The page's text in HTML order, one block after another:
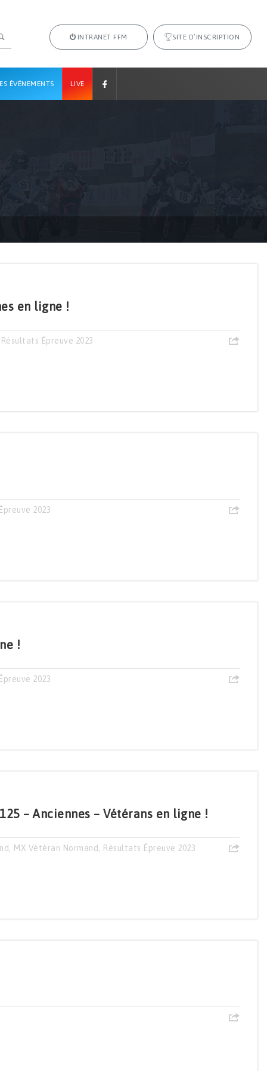
INTRANET FFM SITE D’INSCRIPTION
ÉVÉNEMENTS LIVE
en ligne !
Résultats Épreuve 2023
2023
!
2023
– Anciennes – Vétérans en ligne !
, MX Vétéran Normand, Résultats Épreuve 2023